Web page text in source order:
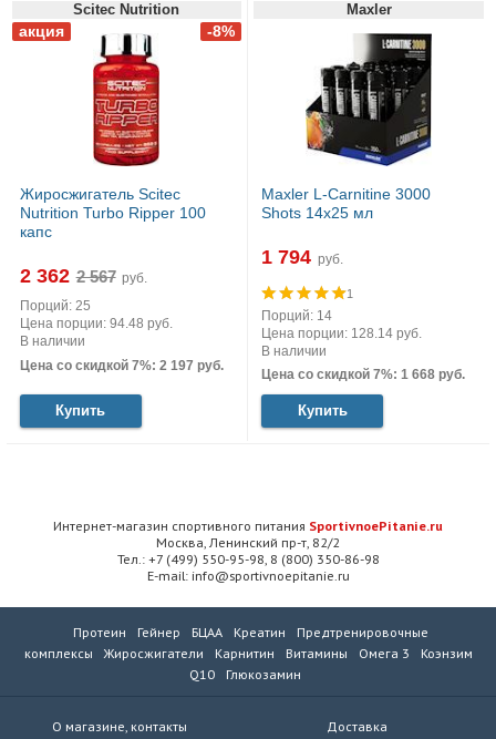
Scitec Nutrition
Жиросжигатель Scitec
Nutrition Turbo Ripper 100
капс
2 362
руб.
Порций: 25
Цена порции: 94.48 руб.
В наличии
Цена со скидкой 7%: 2 197 руб.
Купить
Maxler
Maxler L-Carnitine 3000
Shots 14x25 мл
1 794 руб.
1
Порций: 14
Цена порции: 128.14 руб.
В наличии
Цена со скидкой 7%: 1 668 руб.
Купить
Интернет-магазин спортивного питания SportivnoePitanie.ru
Москва, Ленинский пр-т, 82/2
Тел.: +7 (499) 550-95-98, 8 (800) 350-86-98
E-mail: info@sportivnoepitanie.ru
Протеин Гейнер БЦАА Креатин
Предтренировочные
комплексы
Жиросжигатели Карнитин Витамины Омега 3
Коэнзим
Q10
Глюкозамин
О магазине, контакты Доставка